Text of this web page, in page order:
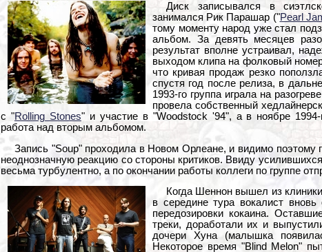
Диск записывался в
занимался Рик Парашар ("Pearl
тому моменту народ уже стал
альбом. За девять месяцев
результат вполне устраивал,
выходом клипа на фолковый
что кривая продаж резко
спустя год после релиза, в
1993-го группа играла на
провела собственный
с "Rolling Stones" и участие в "Woodstock '94", а в ноябре
работа над вторым альбомом.
Запись "Soup" проходила в Новом Орлеане, и видимо поэтому
неоднозначную реакцию со стороны критиков. Ввиду
весьма турбулентно, а по окончании работы коллеги по группе
Когда Шеннон вышел из
в середине тура вокалист
передозировки кокаина.
треки, доработали их и
дочери Хуна (малышка
Некоторое время "Blind Melon"